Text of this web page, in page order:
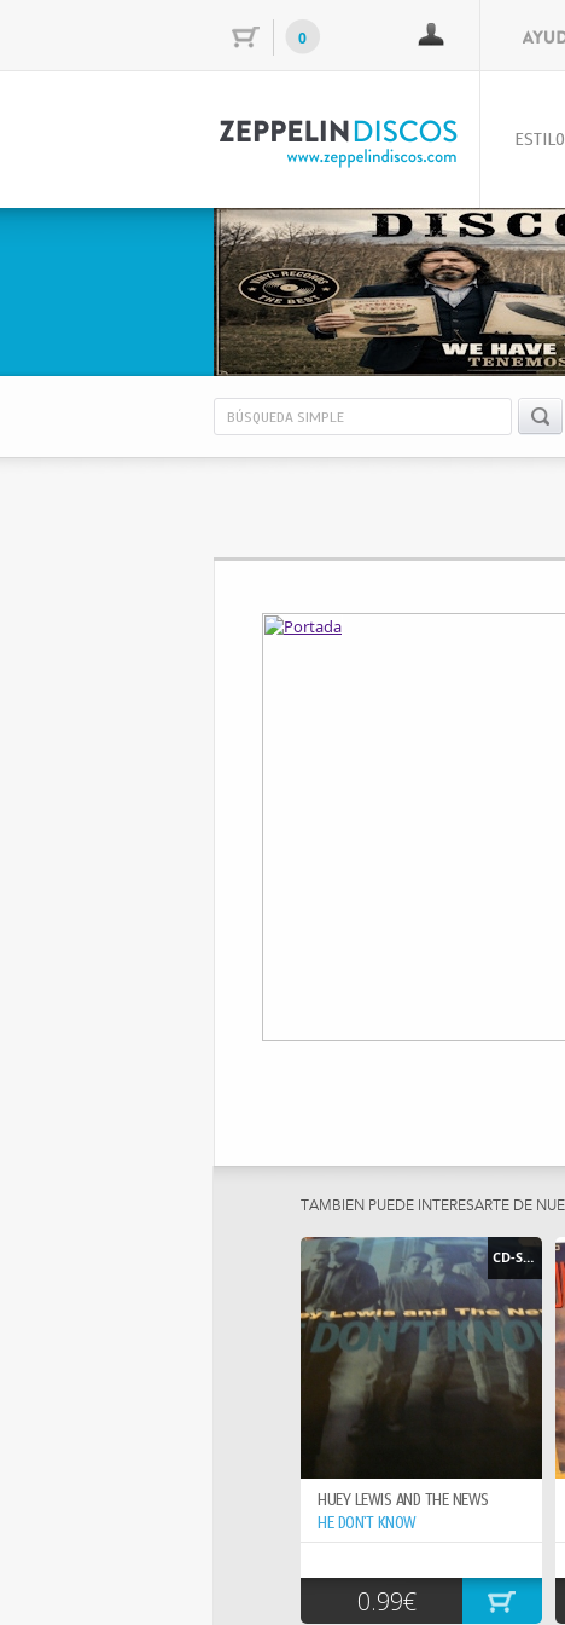
0
TAMBIEN PUEDE INTERESARTE DE
CD-SINGLE
HUEY LEWIS AND THE NEWS
HE DON`T KNOW
0.99€